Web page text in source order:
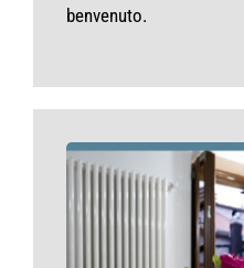
benvenuto.